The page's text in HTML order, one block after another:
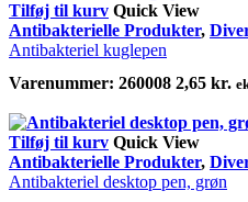
Tilføj til kurv Quick View
Antibakterielle Produkter,
Antibakteriel kuglepen
Varenummer: 260008 2,65 kr.
Tilføj til kurv Quick View
Antibakterielle Produkter,
Antibakteriel desktop pen, grøn